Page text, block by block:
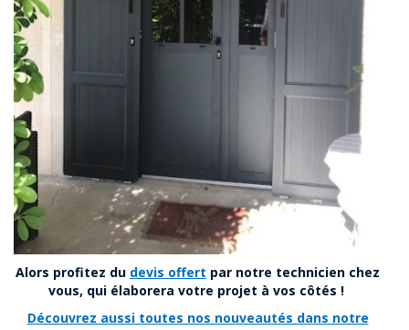
Alors profitez du devis offert par notre technicien chez
vous, qui élaborera votre projet à vos côtés !
Découvrez aussi toutes nos nouveautés dans notre